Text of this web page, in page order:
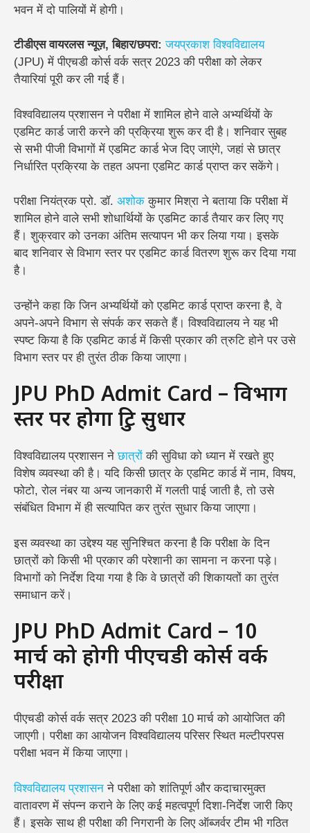
भवन में दो पालियों में होगी।
टीडीएस वायरलस न्यूज़, बिहार/छपरा: जयप्रकाश विश्वविद्यालय
(JPU) में पीएचडी कोर्स वर्क सत्र 2023 की परीक्षा को लेकर
तैयारियां पूरी कर ली गई हैं।
विश्वविद्यालय प्रशासन ने परीक्षा में शामिल होने वाले अभ्यर्थियों के
एडमिट कार्ड जारी करने की प्रक्रिया शुरू कर दी है। शनिवार सुबह
से सभी पीजी विभागों में एडमिट कार्ड भेज दिए जाएंगे, जहां से छात्र
निर्धारित प्रक्रिया के तहत अपना एडमिट कार्ड प्राप्त कर सकेंगे।
परीक्षा नियंत्रक प्रो. डॉ. अशोक कुमार मिश्रा ने बताया कि परीक्षा में
शामिल होने वाले सभी शोधार्थियों के एडमिट कार्ड तैयार कर लिए गए
हैं। शुक्रवार को उनका अंतिम सत्यापन भी कर लिया गया। इसके
बाद शनिवार से विभाग स्तर पर एडमिट कार्ड वितरण शुरू कर दिया गया
है।
उन्होंने कहा कि जिन अभ्यर्थियों को एडमिट कार्ड प्राप्त करना है, वे
अपने-अपने विभाग से संपर्क कर सकते हैं। विश्वविद्यालय ने यह भी
स्पष्ट किया है कि एडमिट कार्ड में किसी प्रकार की त्रुटि होने पर उसे
विभाग स्तर पर ही तुरंत ठीक किया जाएगा।
JPU PhD Admit Card – विभाग
स्तर पर होगा त्रुटि सुधार
विश्वविद्यालय प्रशासन नेछात्रों की सुविधा को ध्यान में रखते हुए
विशेष व्यवस्था की है। यदि किसी छात्र के एडमिट कार्ड में नाम, विषय,
फोटो, रोल नंबर या अन्य जानकारी में गलती पाई जाती है, तो उसे
संबंधित विभाग में ही सत्यापित कर तुरंत सुधार किया जाएगा।
इस व्यवस्था का उद्देश्य यह सुनिश्चित करना है कि परीक्षा के दिन
छात्रों को किसी भी प्रकार की परेशानी का सामना न करना पड़े।
विभागों को निर्देश दिया गया है कि वे छात्रों की शिकायतों का तुरंत
समाधान करें।
JPU PhD Admit Card – 10
मार्च को होगी पीएचडी कोर्स वर्क
परीक्षा
पीएचडी कोर्स वर्क सत्र 2023 की परीक्षा 10 मार्च को आयोजित की
जाएगी। परीक्षा का आयोजन विश्वविद्यालय परिसर स्थित मल्टीपरपस
परीक्षा भवन में किया जाएगा।
विश्वविद्यालय प्रशासन ने परीक्षा को शांतिपूर्ण और कदाचारमुक्त
वातावरण में संपन्न कराने के लिए कई महत्वपूर्ण दिशा-निर्देश जारी किए
हैं। इसके साथ ही परीक्षा की निगरानी के लिए ऑब्जर्वर टीम भी गठित